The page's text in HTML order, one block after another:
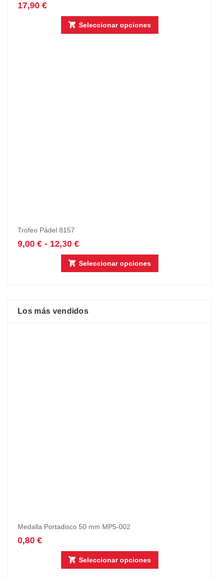
17,90 €
Seleccionar opciones
Trofeo Pádel 8157
9,00 € - 12,30 €
Seleccionar opciones
Los más vendidos
Medalla Portadisco 50 mm MP5-002
0,80 €
Seleccionar opciones